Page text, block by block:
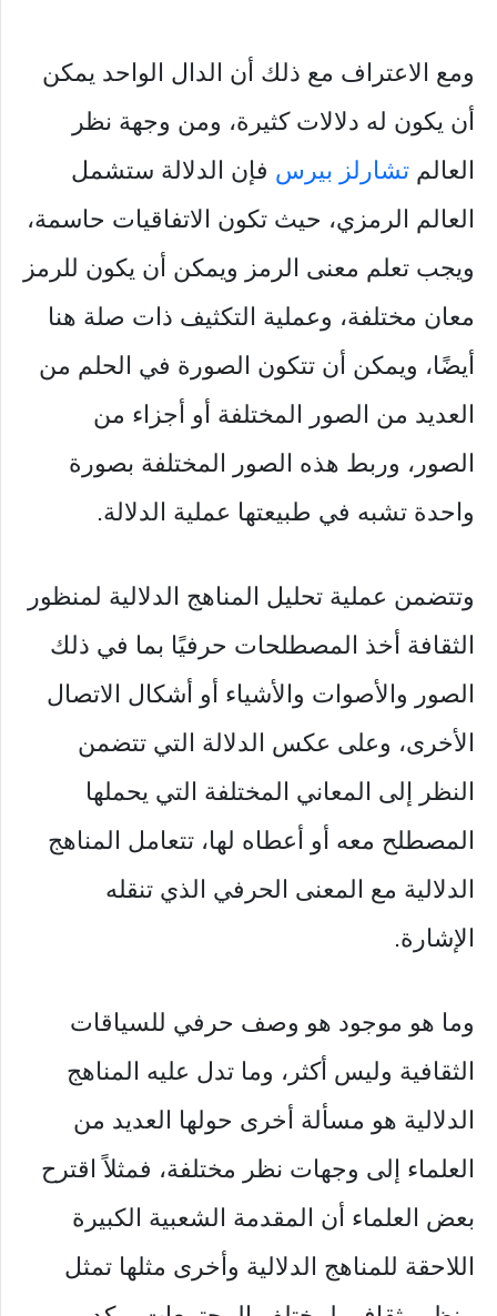
ومع الاعتراف مع ذلك أن الدال الواحد يمكن
أن يكون له دلالات كثيرة، ومن وجهة نظر
العالم تشارلز بيرس فإن الدلالة ستشمل
العالم الرمزي، حيث تكون الاتفاقيات حاسمة،
ويجب تعلم معنى الرمز ويمكن أن يكون للرمز
معان مختلفة، وعملية التكثيف ذات صلة هنا
أيضًا، ويمكن أن تتكون الصورة في الحلم من
العديد من الصور المختلفة أو أجزاء من
الصور، وربط هذه الصور المختلفة بصورة
واحدة تشبه في طبيعتها عملية الدلالة.
وتتضمن عملية تحليل المناهج الدلالية لمنظور
الثقافة أخذ المصطلحات حرفيًا بما في ذلك
الصور والأصوات والأشياء أو أشكال الاتصال
الأخرى، وعلى عكس الدلالة التي تتضمن
النظر إلى المعاني المختلفة التي يحملها
المصطلح معه أو أعطاه لها، تتعامل المناهج
الدلالية مع المعنى الحرفي الذي تنقله
الإشارة.
وما هو موجود هو وصف حرفي للسياقات
الثقافية وليس أكثر، وما تدل عليه المناهج
الدلالية هو مسألة أخرى حولها العديد من
العلماء إلى وجهات نظر مختلفة، فمثلاً اقترح
بعض العلماء أن المقدمة الشعبية الكبيرة
اللاحقة للمناهج الدلالية وأخرى مثلها تمثل